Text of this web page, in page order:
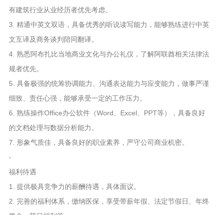
有建筑行业从业经历者优先考虑。
3. 精通中英文双语，具备优秀的听说读写能力，能够熟练进行中英
文互译及商务谈判陪同翻译。
4. 熟悉阿布扎比当地商业文化与办公礼仪，了解阿联酋相关法律法
规者优先。
5. 具备极强的统筹协调能力、沟通表达能力与应变能力，做事严谨
细致、责任心强，能够承受一定的工作压力。
6. 熟练操作Office办公软件（Word、Excel、PPT等），具备良好
的文档处理与数据分析能力。
7. 形象气质佳，具备良好的职业素养，严守公司商业机密。
-
福利待遇
1. 提供极具竞争力的薪酬待遇，具体面议。
2. 完善的福利体系，缴纳医保，享受带薪年假、法定节假日、年终